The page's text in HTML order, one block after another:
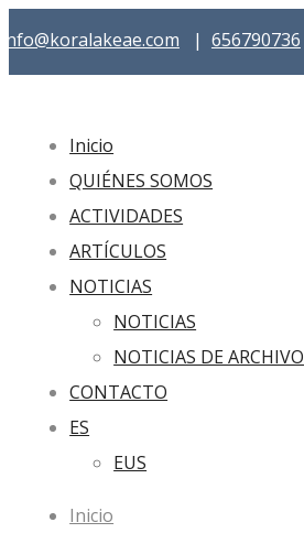
info@koralakeae.com | 656790736
Inicio
QUIÉNES SOMOS
ACTIVIDADES
ARTÍCULOS
NOTICIAS
NOTICIAS
NOTICIAS DE ARCHIVO
CONTACTO
ES
EUS
Inicio